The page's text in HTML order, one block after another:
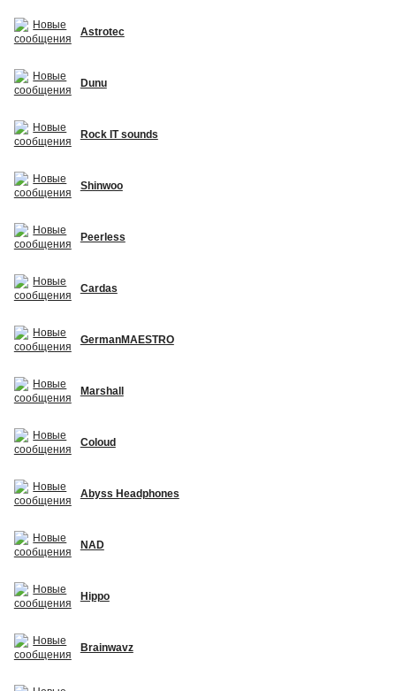
Astrotec
Dunu
Rock IT sounds
Shinwoo
Peerless
Cardas
GermanMAESTRO
Marshall
Coloud
Abyss Headphones
NAD
Hippo
Brainwavz